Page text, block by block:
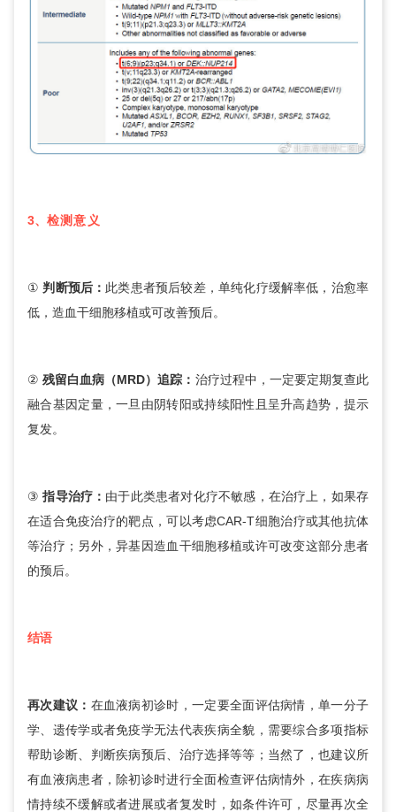
3、 检测意义
① 判断预后： 此类患者预后较差，单纯化疗缓解率低，治愈率
低，造血干细胞移植或可改善预后。
②残留白血病（MRD）追踪： 治疗过程中，一定要定期复查此
融合基因定量，一旦由阴转阳或持续阳性且呈升高趋势，提示
复发。
③指导治疗： 由于此类患者对化疗不敏感，在治疗上，如果存
在适合免疫治疗的靶点，可以考虑CAR-T细胞治疗或其他抗体
等治疗；另外，异基因造血干细胞移植或许可改变这部分患者
的预后。
结语
再次建议： 在血液病初诊时，一定要全面评估病情，单一分子
学、遗传学或者免疫学无法代表疾病全貌，需要综合多项指标
帮助诊断、判断疾病预后、治疗选择等等；当然了，也建议所
有血液病患者，除初诊时进行全面检查评估病情外，在疾病病
情持续不缓解或者进展或者复发时，如条件许可，尽量再次全